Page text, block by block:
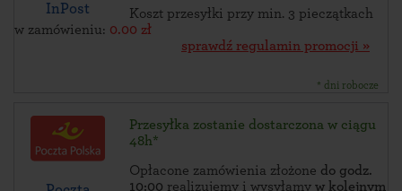
InPost
Koszt przesyłki przy min. 3 pieczątkach
w zamówieniu: 0.00 zł
sprawdź regulamin promocji »
* dni robocze
Przesyłka zostanie dostarczona w ciągu
48h*
Opłacone zamówienia złożone do godz.
10:00 realizujemy i wysyłamy w kolejnym